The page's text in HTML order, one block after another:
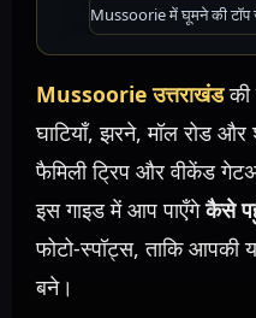
Mussoorie में घूमने की टॉप
Mussoorie उत्तराखंडकी
घाटियाँ, झरने, मॉल रोड और
फैमिली ट्रिप और वीकेंड
इस गाइड में आप पाएँगेकैसे
फोटो-स्पॉट्स, ताकि आपकी
बने।